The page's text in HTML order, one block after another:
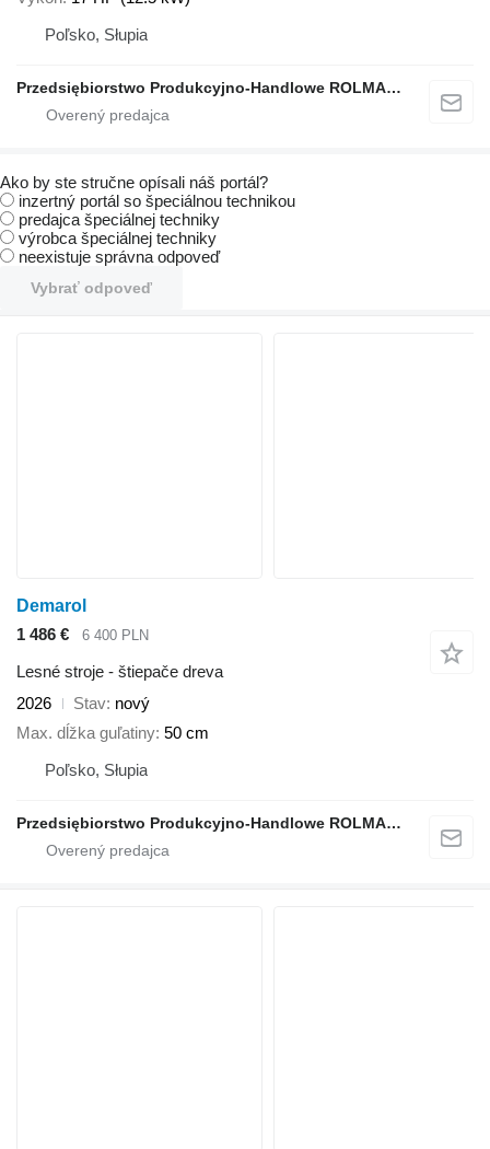
Poľsko, Słupia
Przedsiębiorstwo Produkcyjno-Handlowe ROLMAPOL Marcin Dziekan
Ako by ste stručne opísali náš portál?
inzertný portál so špeciálnou technikou
predajca špeciálnej techniky
výrobca špeciálnej techniky
neexistuje správna odpoveď
Vybrať odpoveď
Demarol
1 486 €
6 400 PLN
Lesné stroje - štiepače dreva
2026
Stav nový
Max. dĺžka guľatiny 50 cm
Poľsko, Słupia
Przedsiębiorstwo Produkcyjno-Handlowe ROLMAPOL Marcin Dziekan